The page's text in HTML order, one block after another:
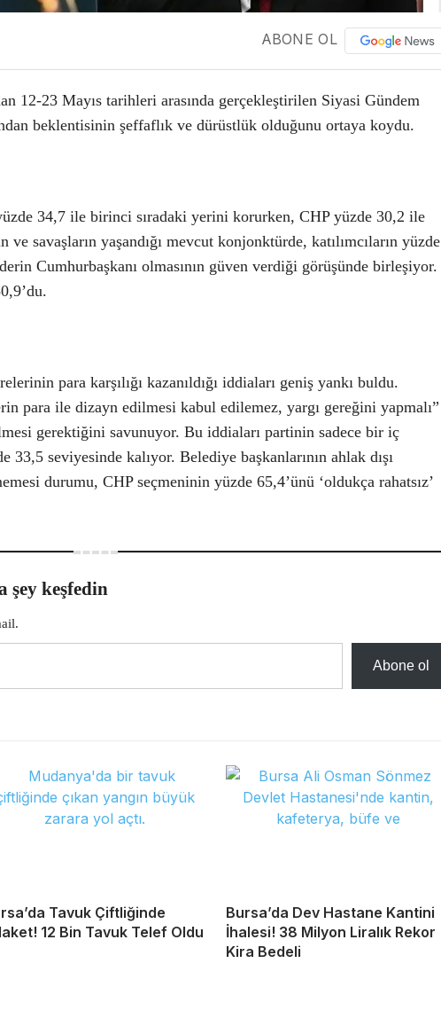
ABONE OL
12-23 Mayıs tarihleri arasında gerçekleştirilen Siyasi Gündem
beklentisinin şeffaflık ve dürüstlük olduğunu ortaya koydu.
34,7 ile birinci sıradaki yerini korurken, CHP yüzde 30,2 ile
savaşların yaşandığı mevcut konjonktürde, katılımcıların yüzde
Cumhurbaşkanı olmasının güven verdiği görüşünde birleşiyor.
para karşılığı kazanıldığı iddiaları geniş yankı buldu.
para ile dizayn edilmesi kabul edilemez, yargı gereğini yapmalı”
gerektiğini savunuyor. Bu iddiaları partinin sadece bir iç
33,5 seviyesinde kalıyor. Belediye başkanlarının ahlak dışı
durumu, CHP seçmeninin yüzde 65,4’ünü ‘oldukça rahatsız’
şey keşfedin
Abone ol
Tavuk Çiftliğinde
12 Bin Tavuk Telef Oldu
Bursa’da Dev Hastane Kantini
İhalesi! 38 Milyon Liralık Rekor
Kira Bedeli